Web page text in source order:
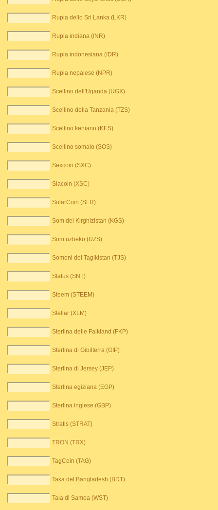
Rupia dello Sri Lanka (LKR)
Rupia indiana (INR)
Rupia indonesiana (IDR)
Rupia nepalese (NPR)
Scellino dell'Uganda (UGX)
Scellino della Tanzania (TZS)
Scellino keniano (KES)
Scellino somalo (SOS)
Sexcoin (SXC)
Siacoin (XSC)
SolarCoin (SLR)
Som del Kirghizistan (KGS)
Som uzbeko (UZS)
Somoni del Tagikistan (TJS)
Status (SNT)
Steem (STEEM)
Stellar (XLM)
Sterlina delle Falkland (FKP)
Sterlina di Gibilterra (GIP)
Sterlina di Jersey (JEP)
Sterlina egiziana (EGP)
Sterlina inglese (GBP)
Stratis (STRAT)
TRON (TRX)
TagCoin (TAG)
Taka del Bangladesh (BDT)
Tala di Samoa (WST)